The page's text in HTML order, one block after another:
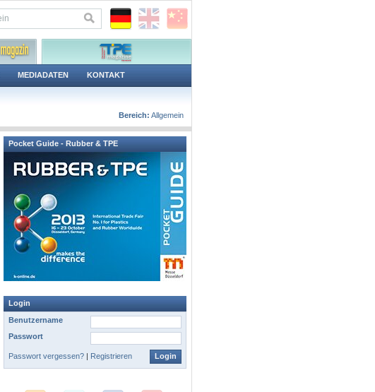
MEDIADATEN KONTAKT
Bereich: Allgemein
Pocket Guide - Rubber & TPE
Login
Benutzername
Passwort
Passwort vergessen?| Registrieren